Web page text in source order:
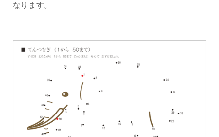
なります。